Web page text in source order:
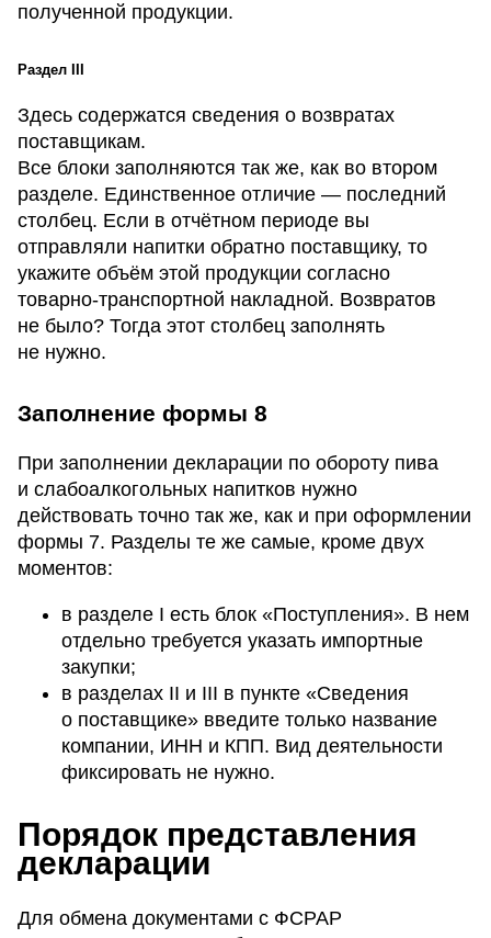
полученной продукции.
Раздел III
Здесь содержатся сведения о возвратах
поставщикам.
Все блоки заполняются так же, как во втором
разделе. Единственное отличие — последний
столбец. Если в отчётном периоде вы
отправляли напитки обратно поставщику, то
укажите объём этой продукции согласно
товарно-транспортной накладной. Возвратов
не было? Тогда этот столбец заполнять
не нужно.
Заполнение формы 8
При заполнении декларации по обороту пива
и слабоалкогольных напитков нужно
действовать точно так же, как и при оформлении
формы 7. Разделы те же самые, кроме двух
моментов:
в разделе I есть блок «Поступления». В нем
отдельно требуется указать импортные
закупки;
в разделах II и III в пункте «Сведения
о поставщике» введите только название
компании, ИНН и КПП. Вид деятельности
фиксировать не нужно.
Порядок представления
декларации
Для обмена документами с ФСРАР